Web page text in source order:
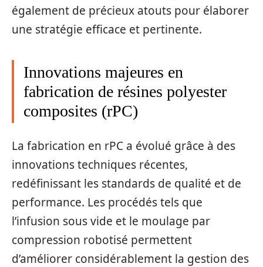
également de précieux atouts pour élaborer
une stratégie efficace et pertinente.
Innovations majeures en
fabrication de résines polyester
composites (rPC)
La fabrication en rPC a évolué grâce à des
innovations techniques récentes,
redéfinissant les standards de qualité et de
performance. Les procédés tels que
l’infusion sous vide et le moulage par
compression robotisé permettent
d’améliorer considérablement la gestion des